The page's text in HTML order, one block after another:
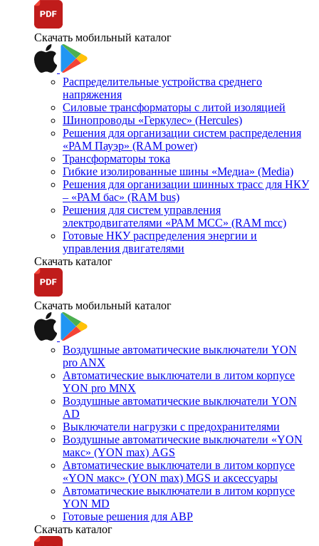
Скачать мобильный каталог
Распределительные устройства среднего
напряжения
Силовые трансформаторы с литой изоляцией
Шинопроводы «Геркулес» (Hercules)
Решения для организации систем распределения
«РАМ Пауэр» (RAM power)
Трансформаторы тока
Гибкие изолированные шины «Медиа» (Media)
Решения для организации шинных трасс для НКУ
– «РАМ бас» (RAM bus)
Решения для систем управления
электродвигателями «РАМ МСС» (RAM mcc)
Готовые НКУ распределения энергии и
управления двигателями
Скачать каталог
Скачать мобильный каталог
Воздушные автоматические выключатели YON
pro ANX
Автоматические выключатели в литом корпусе
YON pro MNX
Воздушные автоматические выключатели YON
AD
Выключатели нагрузки с предохранителями
Воздушные автоматические выключатели «YON
макс» (YON max) AGS
Автоматические выключатели в литом корпусе
«YON макс» (YON max) MGS и аксессуары
Автоматические выключатели в литом корпусе
YON MD
Готовые решения для АВР
Скачать каталог